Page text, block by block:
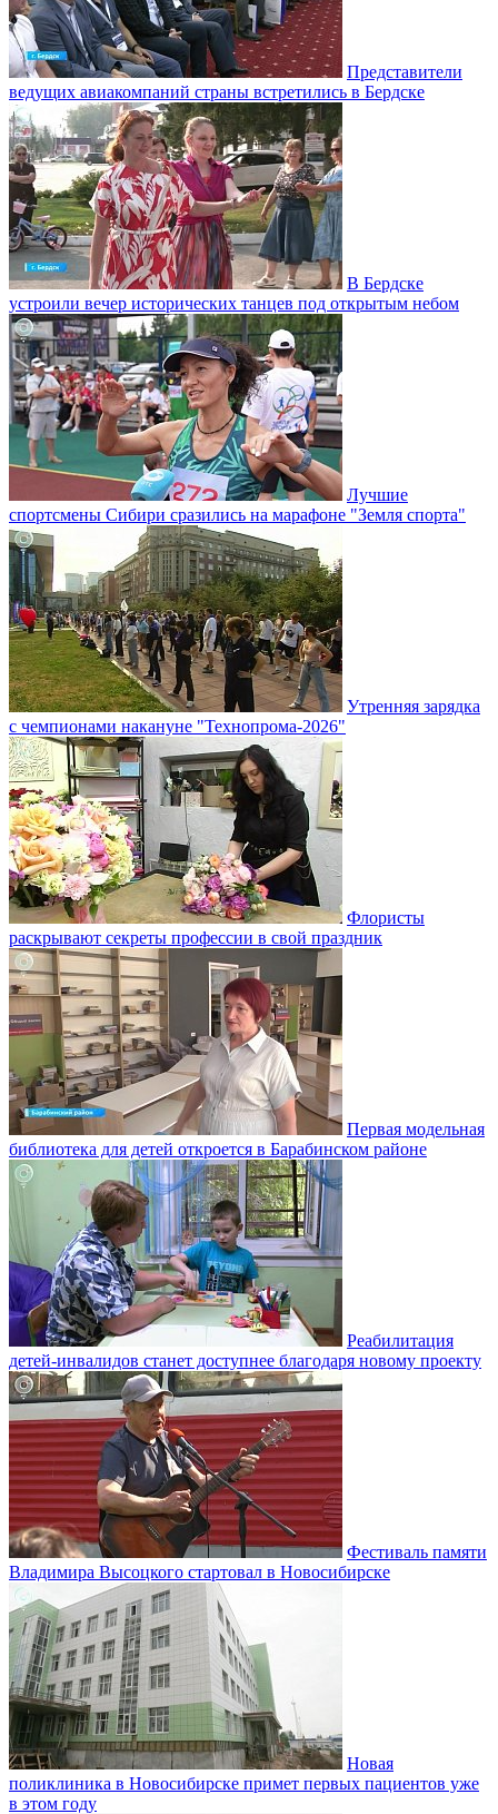
Представители
ведущих авиакомпаний страны встретились в Бердске
В Бердске
устроили вечер исторических танцев под открытым небом
Лучшие
спортсмены Сибири сразились на марафоне "Земля спорта"
Утренняя зарядка
с чемпионами накануне "Технопрома-2026"
Флористы
раскрывают секреты профессии в свой праздник
Первая модельная
библиотека для детей откроется в Барабинском районе
Реабилитация
детей-инвалидов станет доступнее благодаря новому проекту
Фестиваль памяти
Владимира Высоцкого стартовал в Новосибирске
Новая
поликлиника в Новосибирске примет первых пациентов уже
в этом году